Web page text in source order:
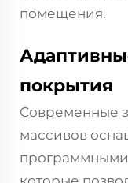
помещения.
покрытия
Современные
массивов